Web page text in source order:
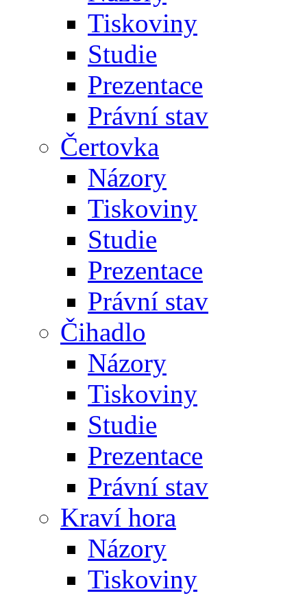
Tiskoviny
Studie
Prezentace
Právní stav
Čertovka
Názory
Tiskoviny
Studie
Prezentace
Právní stav
Čihadlo
Názory
Tiskoviny
Studie
Prezentace
Právní stav
Kraví hora
Názory
Tiskoviny